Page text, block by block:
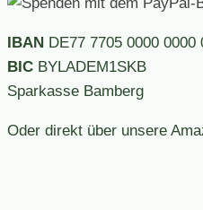
IBAN DE77 7705 0000 0000
BIC BYLADEM1SKB
Sparkasse Bamberg
Oder direkt über unsere